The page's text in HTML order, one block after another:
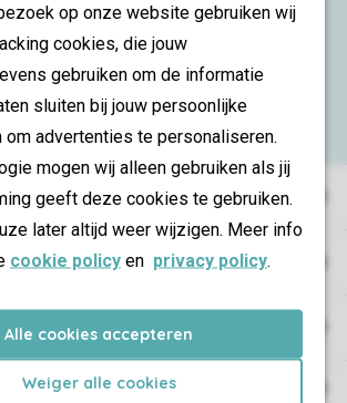
op onze website gebruiken wij
cookies, die jouw
gebruiken om de informatie
sluiten bij jouw persoonlijke
advertenties te personaliseren.
mogen wij alleen gebruiken als jij
geeft deze cookies te gebruiken.
later altijd weer wijzigen. Meer info
cookie policy en privacy policy.
Alle cookies accepteren
Weiger alle cookies
häufig gestellten
Sie